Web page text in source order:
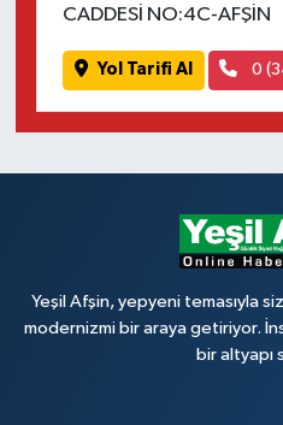
CADDESİ NO:4C-AFŞİN
Yol Tarifi Al 0
Yeşil Afşin, yepyeni temasıyla
modernizmi bir araya getiriyor.
bir altyapı